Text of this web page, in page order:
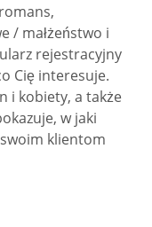
/ małżeństwo i
rejestracyjny
Cię interesuje.
i kobiety, a także
w jaki
klientom